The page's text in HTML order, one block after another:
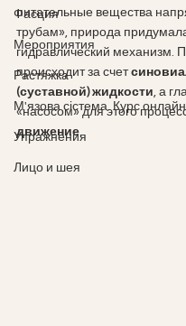
Фасция
Мероприятия
Растяжка
М'язова сістема. Курс
Упражнения
Лицо и шея
питательные вещества
трубам», природа
гидравлический механизм.
происходит за счет
(суставной) жидкости, а
«насосом» для этого
движение.